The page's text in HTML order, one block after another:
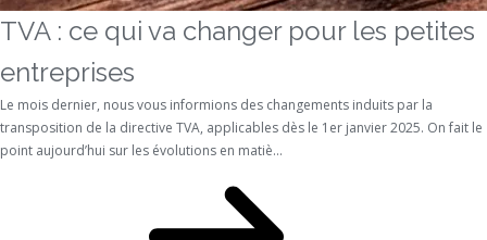
TVA : ce qui va changer pour les petites
entreprises
Le mois dernier, nous vous informions des changements induits par la
transposition de la directive TVA, applicables dès le 1er janvier 2025. On fait le
point aujourd’hui sur les évolutions en matiè...